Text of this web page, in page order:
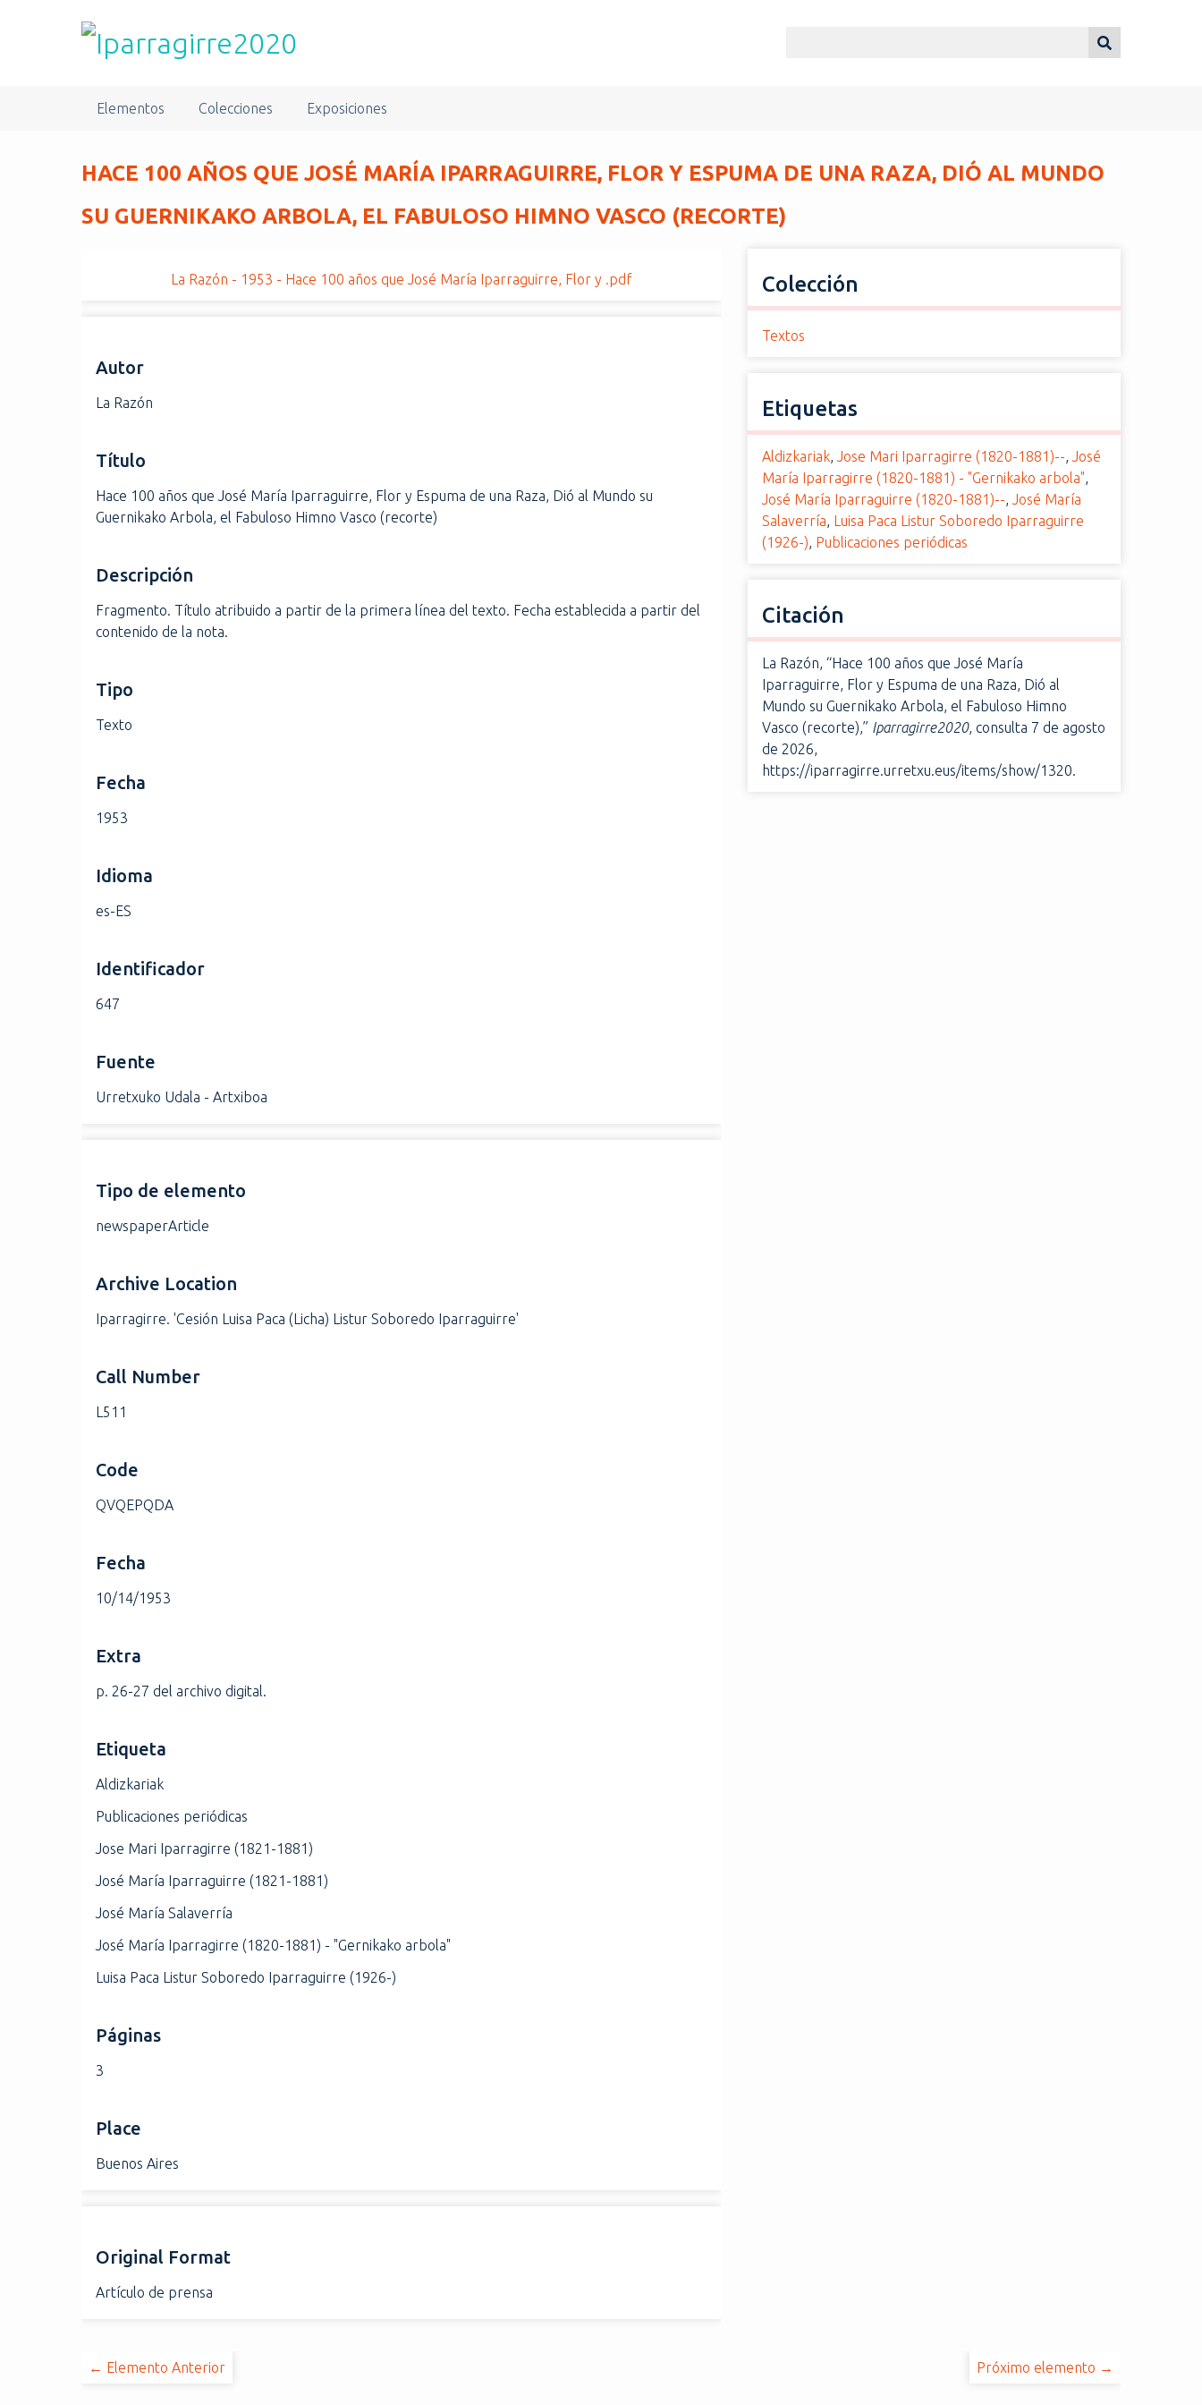
Elementos Colecciones Exposiciones
HACE 100 AÑOS QUE JOSÉ MARÍA IPARRAGUIRRE, FLOR Y ESPUMA DE UNA RAZA, DIÓ AL MUNDO
SU GUERNIKAKO ARBOLA, EL FABULOSO HIMNO VASCO (RECORTE)
La Razón - 1953 - Hace 100 años que José María Iparraguirre, Flor y .pdf
Autor
La Razón
Título
Hace 100 años que José María Iparraguirre, Flor y Espuma de una Raza, Dió al Mundo su
Guernikako Arbola, el Fabuloso Himno Vasco (recorte)
Descripción
Fragmento. Título atribuido a partir de la primera línea del texto. Fecha establecida a partir del
contenido de la nota.
Tipo
Texto
Fecha
1953
Idioma
es-ES
Identificador
647
Fuente
Urretxuko Udala - Artxiboa
Tipo de elemento
newspaperArticle
Archive Location
Iparragirre. 'Cesión Luisa Paca (Licha) Listur Soboredo Iparraguirre'
Call Number
L511
Code
QVQEPQDA
Fecha
10/14/1953
Extra
p. 26-27 del archivo digital.
Etiqueta
Aldizkariak
Publicaciones periódicas
Jose Mari Iparragirre (1821-1881)
José María Iparraguirre (1821-1881)
José María Salaverría
José María Iparragirre (1820-1881) - "Gernikako arbola"
Luisa Paca Listur Soboredo Iparraguirre (1926-)
Páginas
3
Place
Buenos Aires
Original Format
Artículo de prensa
Colección
Textos
Etiquetas
Aldizkariak, Jose Mari Iparragirre (1820-1881)--, José
María Iparragirre (1820-1881) - "Gernikako arbola",
José María Iparraguirre (1820-1881)--, José María
Salaverría, Luisa Paca Listur Soboredo Iparraguirre
(1926-), Publicaciones periódicas
Citación
La Razón, “Hace 100 años que José María
Iparraguirre, Flor y Espuma de una Raza, Dió al
Mundo su Guernikako Arbola, el Fabuloso Himno
Vasco (recorte),” Iparragirre2020, consulta 7 de agosto
de 2026,
https://iparragirre.urretxu.eus/items/show/1320.
← Elemento Anterior Próximo elemento →